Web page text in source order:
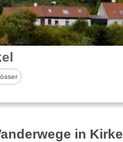
in Kirkel